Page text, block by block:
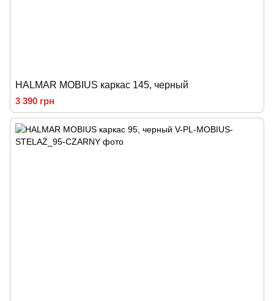
HALMAR MOBIUS каркас 145, черный
3 390 грн